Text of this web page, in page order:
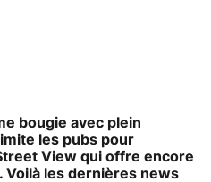
bougie avec plein
les pubs pour
View qui offre encore
Voilà les dernières news